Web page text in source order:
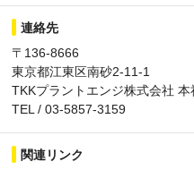
連絡先
〒136-8666
東京都江東区南砂2-11-1
TKKプラントエンジ株式会社 本
TEL / 03-5857-3159
関連リンク